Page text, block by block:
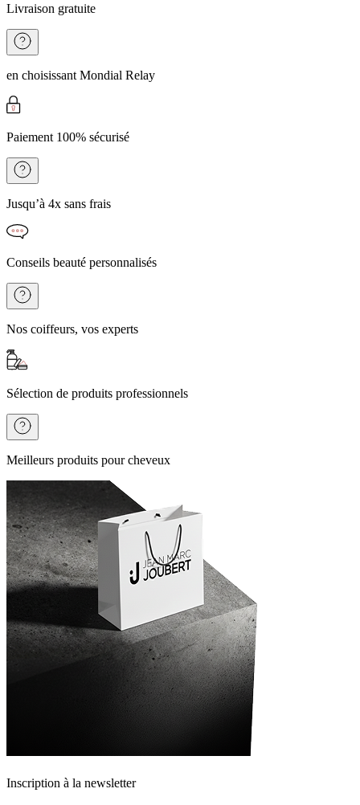
Livraison gratuite
en choisissant Mondial Relay
Paiement 100% sécurisé
Jusqu’à 4x sans frais
Conseils beauté personnalisés
Nos coiffeurs, vos experts
Sélection de produits professionnels
Meilleurs produits pour cheveux
Inscription à la newsletter